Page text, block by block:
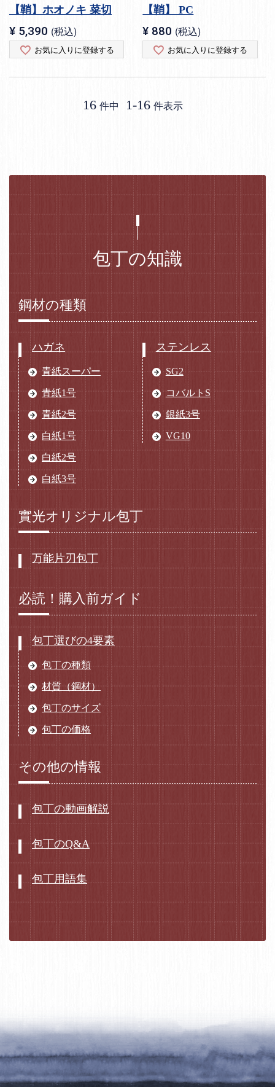
【鞘】ホオノキ 菜切
¥ 5,390 税込
お気に入りに登録する
【鞘】 PC
¥ 880 税込
お気に入りに登録する
16 件中 1-16 件表示
包丁の知識
鋼材の種類
ハガネ
青紙スーパー
青紙1号
青紙2号
白紙1号
白紙2号
白紙3号
ステンレス
SG2
コバルトS
銀紙3号
VG10
實光オリジナル包丁
万能片刃包丁
必読！購入前ガイド
包丁選びの4要素
包丁の種類
材質（鋼材）
包丁のサイズ
包丁の価格
その他の情報
包丁の動画解説
包丁のQ&A
包丁用語集